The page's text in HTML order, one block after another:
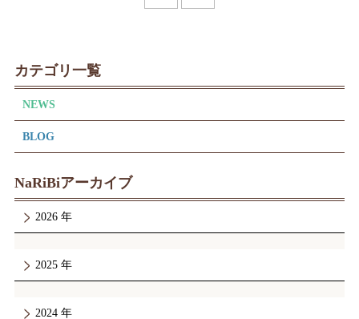
カテゴリ一覧
NEWS
BLOG
NaRiBiアーカイブ
2026
2025
2024